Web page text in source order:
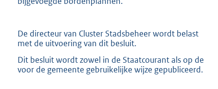
De directeur van Cluster Stadsbeheer wordt belast
met de uitvoering van dit besluit.
Dit besluit wordt zowel in de Staatcourant als op de
voor de gemeente gebruikelijke wijze gepubliceerd.